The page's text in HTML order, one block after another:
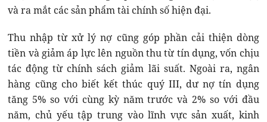
và ra mắt các sản phẩm tài chính số hiện đại.
Thu nhập từ xử lý nợ cũng góp phần cải thiện dòng
tiền và giảm áp lực lên nguồn thu từ tín dụng, vốn chịu
tác động từ chính sách giảm lãi suất. Ngoài ra, ngân
hàng cũng cho biết kết thúc quý III, dư nợ tín dụng
tăng 5% so với cùng kỳ năm trước và 2% so với đầu
năm, chủ yếu tập trung vào lĩnh vực sản xuất, kinh